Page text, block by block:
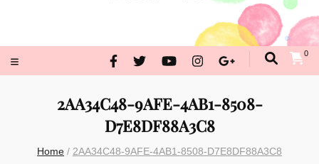
0
2AA34C48-9AFE-4AB1-8508-
D7E8DF88A3C8
Home / 2AA34C48-9AFE-4AB1-8508-D7E8DF88A3C8